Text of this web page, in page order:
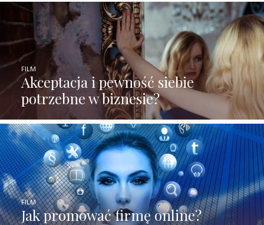
Akceptacja i pewność siebie
potrzebne w biznesie?
FILM
Jak promować firmę online?
FILM